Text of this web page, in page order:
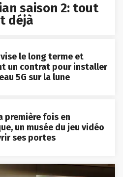
saison 2: tout
déjà
le long terme et
un contrat pour installer
5G sur la lune
première fois en
un musée du jeu vidéo
ses portes